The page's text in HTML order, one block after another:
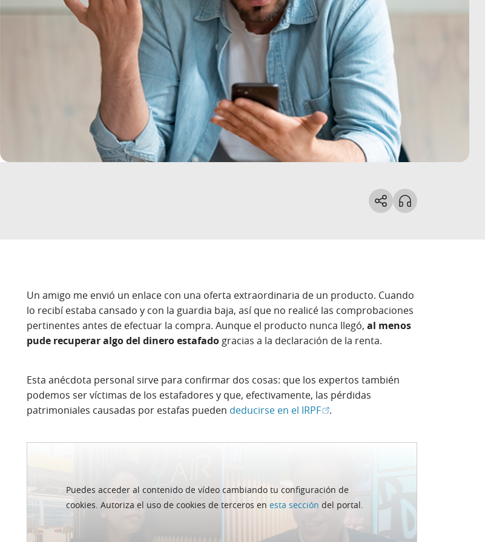
Un amigo me envió un enlace con una oferta extraordinaria de un producto. Cuando
lo recibí estaba cansado y con la guardia baja, así que no realicé las comprobaciones
pertinentes antes de efectuar la compra. Aunque el producto nunca llegó, al menos
pude recuperar algo del dinero estafadogracias a la declaración de la renta.
Esta anécdota personal sirve para confirmar dos cosas: que los expertos también
podemos ser víctimas de los estafadores y que, efectivamente, las pérdidas
patrimoniales causadas por estafas pueden deducirse en el IRPF(Abrir en ventana nueva)
.
Puedes acceder al contenido de ví­deo cambiando tu configuración de
cookies. Autoriza el uso de cookies de terceros enesta sección del portal.
¿Qué son las pérdidas patrimoniales por
estafa?